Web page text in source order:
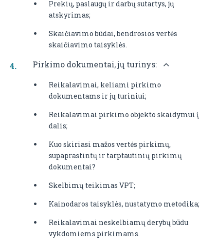
Prekių, paslaugų ir darbų sutartys, jų
atskyrimas;
Skaičiavimo būdai, bendrosios vertės
skaičiavimo taisyklės.
Pirkimo dokumentai, jų turinys:
Reikalavimai, keliami pirkimo
dokumentams ir jų turiniui;
Reikalavimai pirkimo objekto skaidymui į
dalis;
Kuo skiriasi mažos vertės pirkimų,
supaprastintų ir tarptautinių pirkimų
dokumentai?
Skelbimų teikimas VPT;
Kainodaros taisyklės, nustatymo metodika;
Reikalavimai neskelbiamų derybų būdu
vykdomiems pirkimams.